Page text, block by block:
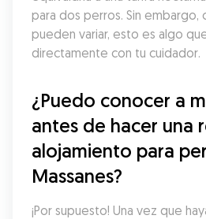
para dos perros. Sin embargo,
pueden variar, esto es algo
directamente con tu cuidador.
¿Puedo conocer a
antes de hacer una
alojamiento para
Massanes?
¡Por supuesto! Una vez que